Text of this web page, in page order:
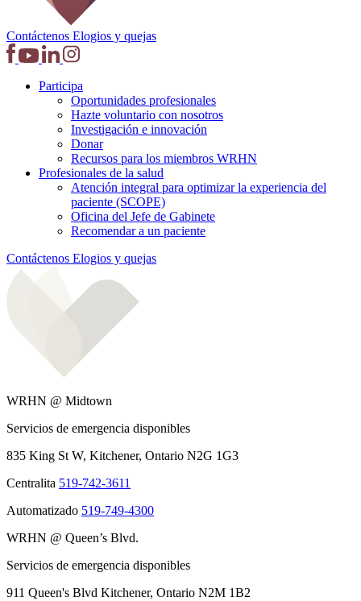
Contáctenos Elogios y quejas
Participa
Oportunidades profesionales
Hazte voluntario con nosotros
Investigación e innovación
Donar
Recursos para los miembros WRHN
Profesionales de la salud
Atención integral para optimizar la experiencia del
paciente (SCOPE)
Oficina del Jefe de Gabinete
Recomendar a un paciente
Contáctenos Elogios y quejas
WRHN @ Midtown
Servicios de emergencia disponibles
835 King St W, Kitchener, Ontario N2G 1G3
Centralita 519-742-3611
Automatizado 519-749-4300
WRHN @ Queen’s Blvd.
Servicios de emergencia disponibles
911 Queen's Blvd Kitchener, Ontario N2M 1B2